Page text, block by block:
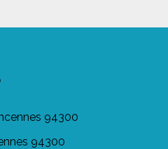
94300
94300